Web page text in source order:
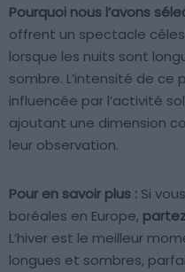
Pourquoi nous l’avons
offrent un spectacle
lorsque les nuits sont
sombre. L’intensité de
influencée par l’activité
ajoutant une dimension
leur observation.
Pour en savoir plus : Si
boréales en Europe,
L’hiver est le meilleur
longues et sombres,